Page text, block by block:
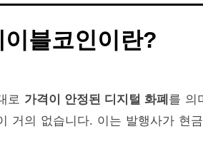
블코인이란?
로 가격이 안정된 디지털 화폐 를 의
거의 없습니다. 이는 발행사가 현